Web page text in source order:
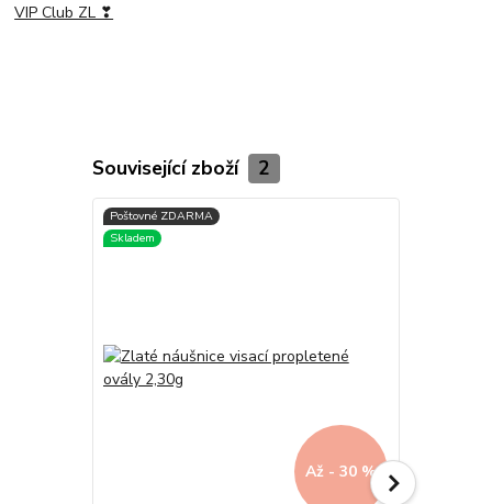
VIP Club ZL ❣
Související zboží 2
Až - 30 %